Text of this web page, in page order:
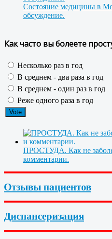
Состояние медицины в
обсуждение.
Как часто вы болеете
Несколько раз в год
В среднем - два раза в год
В среднем - один раз в год
Реже одного раза в год
ПРОСТУДА. Как не
комментарии.
Отзывы пациентов
Диспансеризация